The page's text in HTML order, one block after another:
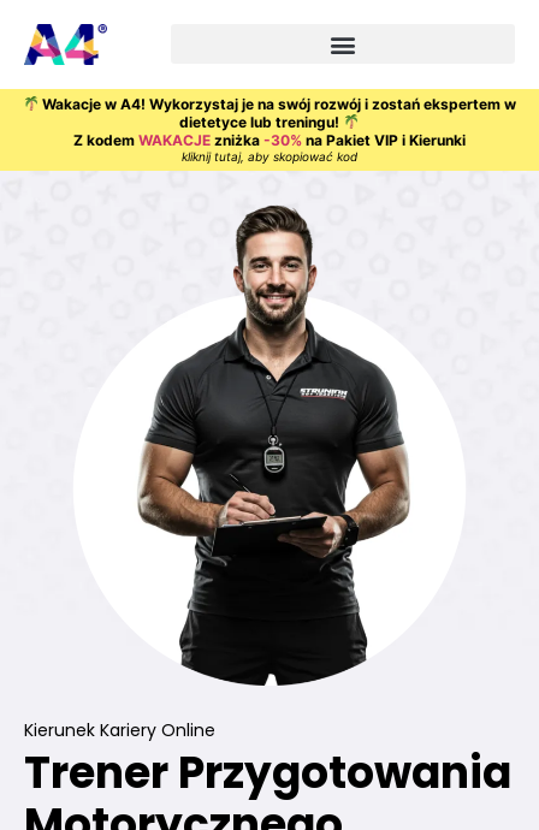
Wakacje w A4! Wykorzystaj je na swój rozwój i zostań ekspertem w
dietetyce lub treningu!
Z kodem WAKACJE zniżka -30% na Pakiet VIP i Kierunki
kliknij tutaj, aby skopiować kod
Kierunek Kariery Online
Trener Przygotowania